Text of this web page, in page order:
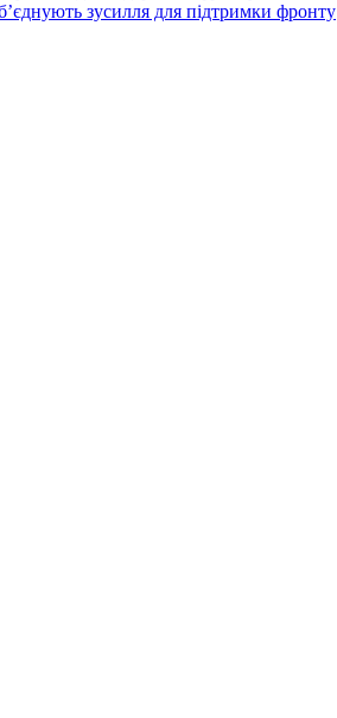
зусилля для підтримки фронту